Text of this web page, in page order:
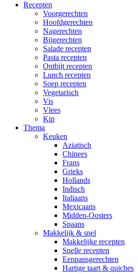
Recepten
Voorgerechten
Hoofdgerechten
Nagerechten
Bijgerechten
Salade recepten
Pasta recepten
Ontbijt recepten
Lunch recepten
Soep recepten
Vegetarisch
Vis
Vlees
Kip
Thema
Keuken
Aziatisch
Chinees
Frans
Grieks
Hollands
Indisch
Italiaans
Mexicaans
Midden-Oosters
Spaans
Makkelijk & snel
Makkelijke recepten
Snelle recepten
Eenpansgerechten
Hartige taart & quiches